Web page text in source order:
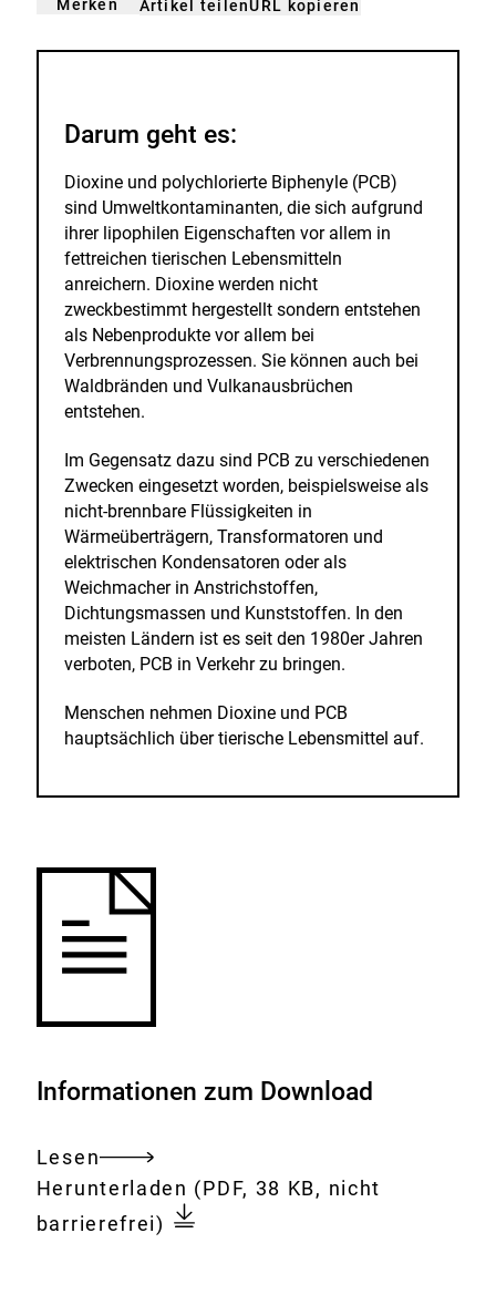
Merkengemerkt
der
hinzufügen.
Artikel teilenURL kopieren
Darum geht es:
Dioxine und polychlorierte Biphenyle (PCB)
sind Umweltkontaminanten, die sich aufgrund
ihrer lipophilen Eigenschaften vor allem in
fettreichen tierischen Lebensmitteln
anreichern. Dioxine werden nicht
zweckbestimmt hergestellt sondern entstehen
als Nebenprodukte vor allem bei
Verbrennungsprozessen. Sie können auch bei
Waldbränden und Vulkanausbrüchen
entstehen.
Im Gegensatz dazu sind PCB zu verschiedenen
Zwecken eingesetzt worden, beispielsweise als
nicht-brennbare Flüssigkeiten in
Wärmeüberträgern, Transformatoren und
elektrischen Kondensatoren oder als
Weichmacher in Anstrichstoffen,
Dichtungsmassen und Kunststoffen. In den
meisten Ländern ist es seit den 1980er Jahren
verboten, PCB in Verkehr zu bringen.
Menschen nehmen Dioxine und PCB
hauptsächlich über tierische Lebensmittel auf.
Informationen zum Download
Lesen
Gesamtes
Dokument
Download:
Herunterladen (PDF, 38 KB, nicht
barrierefrei)